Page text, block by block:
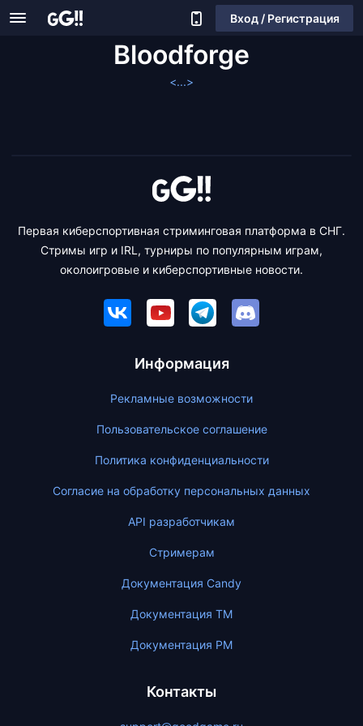
Вход / Регистрация
Bloodforge
<...>
Первая киберспортивная стриминговая платформа в СНГ.
Стримы игр и IRL, турниры по популярным играм,
околоигровые и киберспортивные новости.
Информация
Рекламные возможности
Пользовательское соглашение
Политика конфиденциальности
Согласие на обработку персональных данных
API разработчикам
Стримерам
Документация Candy
Документация ТМ
Документация PM
Контакты